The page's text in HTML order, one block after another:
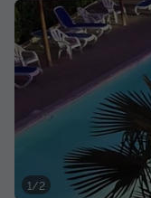
Accès wifi Cafetière
Micro-ondes
MOBILHOME 4
du
22/08/2026au
Meilleur prix pour 7
Modifier les dates
1/2